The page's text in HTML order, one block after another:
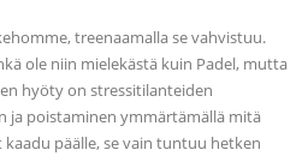
treenaamalla se vahvistuu.
ole niin mielekästä kuin Padel, mutta
hyöty on stressitilanteiden
ja poistaminen ymmärtämällä mitä
päälle, se vain tuntuu hetken